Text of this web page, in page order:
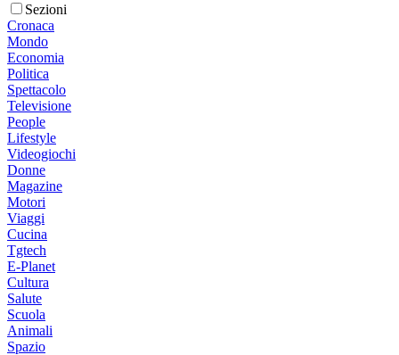
Sezioni
Cronaca
Mondo
Economia
Politica
Spettacolo
Televisione
People
Lifestyle
Videogiochi
Donne
Magazine
Motori
Viaggi
Cucina
Tgtech
E-Planet
Cultura
Salute
Scuola
Animali
Spazio